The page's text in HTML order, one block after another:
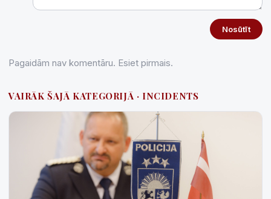
Nosūtīt
Pagaidām nav komentāru. Esiet pirmais.
VAIRĀK ŠAJĀ KATEGORIJĀ · INCIDENTS